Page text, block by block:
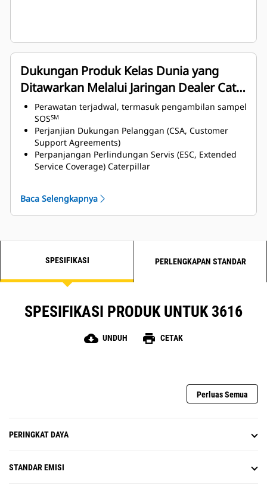
Dukungan Produk Kelas Dunia yang
Ditawarkan Melalui Jaringan Dealer Cat
Global
Perawatan terjadwal, termasuk pengambilan sampel
SOSSM
Perjanjian Dukungan Pelanggan (CSA, Customer
Support Agreements)
Perpanjangan Perlindungan Servis (ESC, Extended
Service Coverage) Caterpillar
Cat Industrial Service Distributor (ISD)
Baca Selengkapnya
SPESIFIKASI PERLENGKAPAN STANDAR
SPESIFIKASI PRODUK UNTUK 3616
cloud_download UNDUH print CETAK
Perluas Semua
PERINGKAT DAYA
STANDAR EMISI